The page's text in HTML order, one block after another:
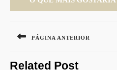
de
PÁGINA ANTERIOR
Related Post